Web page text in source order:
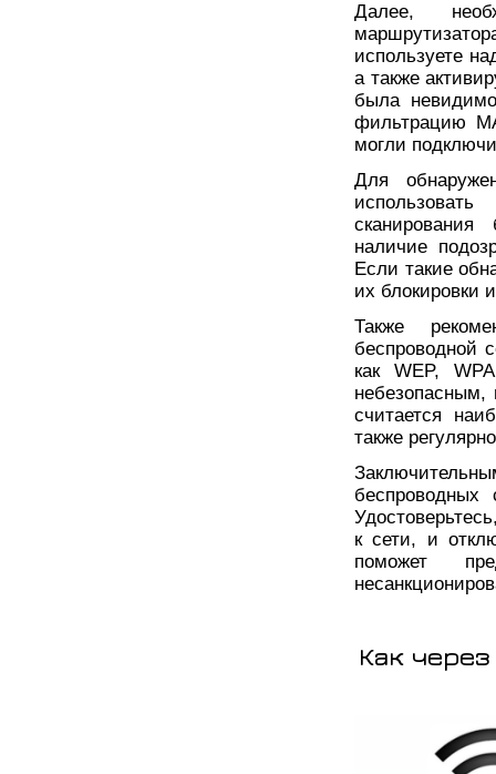
Далее,
используете
а также
была
фильтрацию
могли
Для
наличие
Если такие
их блокировки
Также
беспроводной
как WEP,
небезопасным,
считается
также
беспроводных
к сети, и
поможет
Как